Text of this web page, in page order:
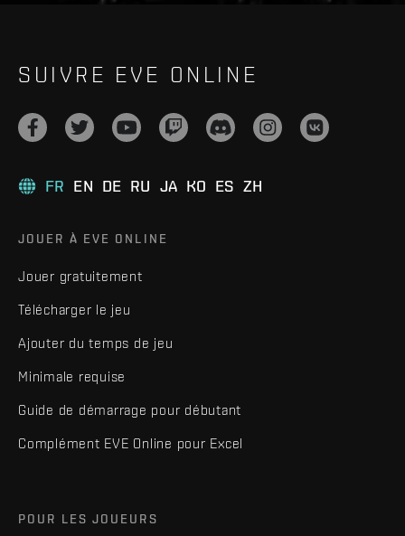
SUIVRE EVE ONLINE
FR EN DE RU JA KO ES ZH
JOUER À EVE ONLINE
Jouer gratuitement
Télécharger le jeu
Ajouter du temps de jeu
Minimale requise
Guide de démarrage pour débutant
Complément EVE Online pour Excel
POUR LES JOUEURS